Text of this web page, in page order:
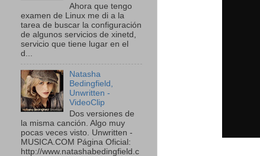
Ahora que tengo
examen de Linux me di a la
tarea de buscar la configuración
de algunos servicios de xinetd,
servicio que tiene lugar en el
d...
Natasha
Bedingfield,
Unwritten -
VideoClip
Dos versiones de
la misma canción. Algo muy
pocas veces visto. Unwritten -
MUSICA.COM Página Oficial:
http://www.natashabedingfield.c